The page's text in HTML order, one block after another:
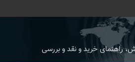
راهنمای خرید و نقد و بررسی